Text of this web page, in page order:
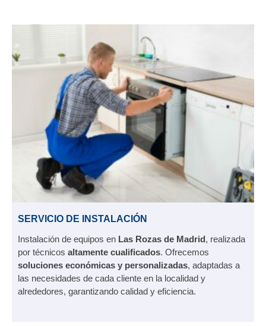
SERVICIO DE INSTALACIÓN
Instalación de equipos en Las Rozas de Madrid, realizada
por técnicos altamente cualificados. Ofrecemos
soluciones económicas y personalizadas, adaptadas a
las necesidades de cada cliente en la localidad y
alrededores, garantizando calidad y eficiencia.